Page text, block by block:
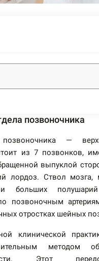
позвоночника
—
из 7 позвонков,
выпуклой
лордоз. Ствол мозга,
больших
позвоночным
отростках шейных
клинической
методом
Этот